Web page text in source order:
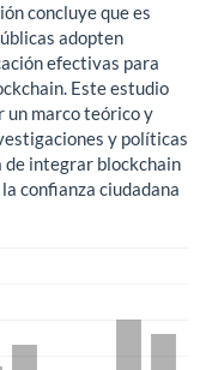
concluye que es
adopten
efectivas para
Este estudio
un marco teórico y
y políticas
de integrar blockchain
confianza ciudadana